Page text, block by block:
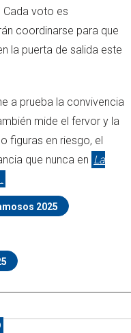
Cada voto es
coordinarse para que
la puerta de salida este
a prueba la convivencia
mide el fervor y la
figuras en riesgo, el
que nunca en La
2025